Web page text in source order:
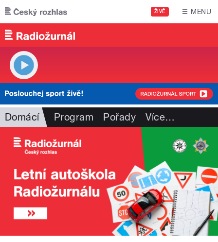
Přejít k hlavnímu obsahu
ŽIVĚ MENU
Domácí Program Pořady Více…